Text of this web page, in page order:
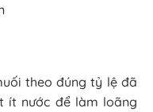
theo đúng tỷ lệ đã
ít nước để làm loãng